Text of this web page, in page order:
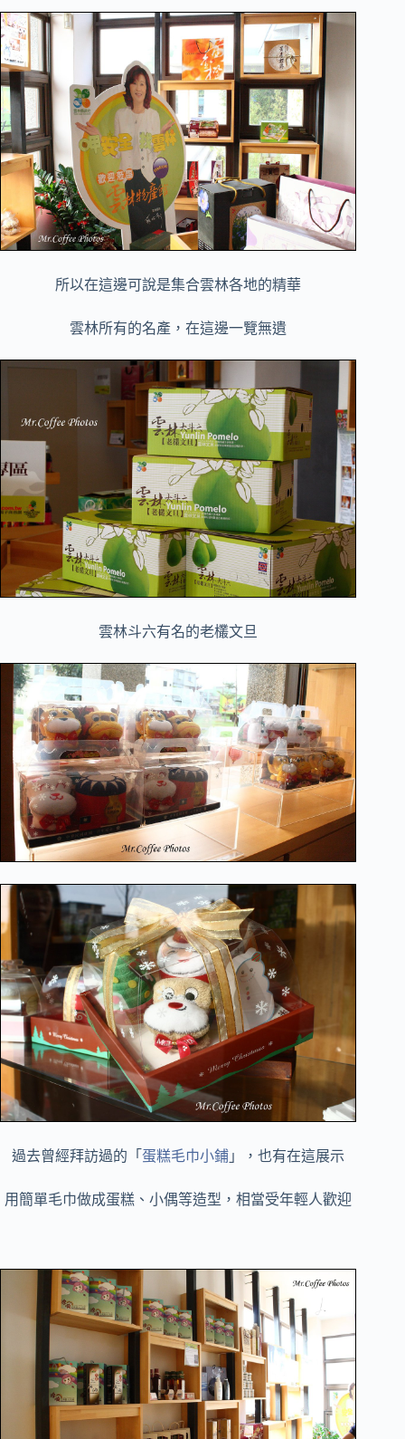
所以在這邊可說是集合雲林各地的精華
雲林所有的名產，在這邊一覽無遺
雲林斗六有名的老欉文旦
過去曾經拜訪過的「蛋糕毛巾小鋪 」，也有在這展示
用簡單毛巾做成蛋糕、小偶等造型，相當受年輕人歡迎